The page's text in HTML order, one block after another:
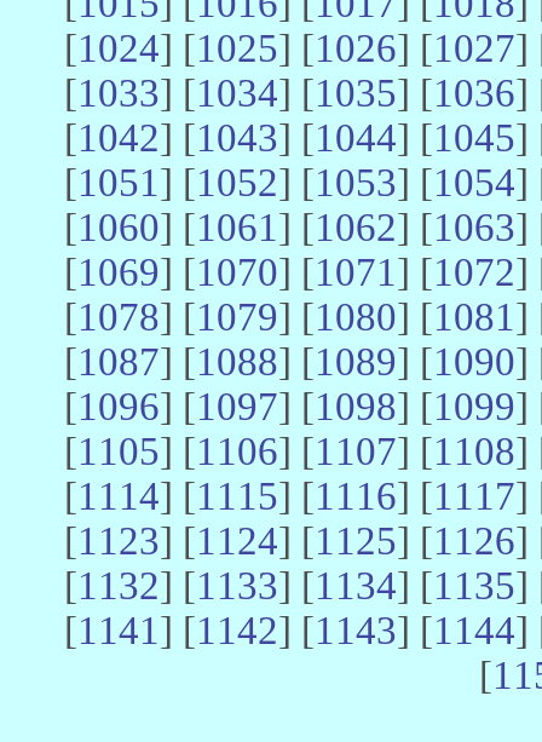
[1024] [1025] [1026] [1027]
[1033] [1034] [1035] [1036]
[1042] [1043] [1044] [1045]
[1051] [1052] [1053] [1054]
[1060] [1061] [1062] [1063]
[1069] [1070] [1071] [1072]
[1078] [1079] [1080] [1081]
[1087] [1088] [1089] [1090]
[1096] [1097] [1098] [1099]
[1105] [1106] [1107] [1108]
[1114] [1115] [1116] [1117]
[1123] [1124] [1125] [1126]
[1132] [1133] [1134] [1135]
[1141] [1142] [1143] [1144]
[